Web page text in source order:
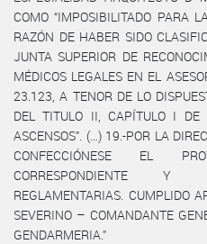
COMO “IMPOSIBILITADO PARA
RAZÓN DE HABER SIDO
JUNTA SUPERIOR DE
MÉDICOS LEGALES EN EL
23.123, A TENOR DE LO
DEL TITULO II, CAPÍTULO I DE
ASCENSOS”. (…) 19.-POR LA
CONFECCIÓNESE EL
CORRESPONDIENTE Y
REGLAMENTARIAS. CUMPLIDO
SEVERINO – COMANDANTE
GENDARMERIA.”